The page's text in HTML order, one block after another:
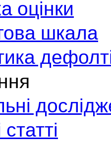
оцінки
шкала